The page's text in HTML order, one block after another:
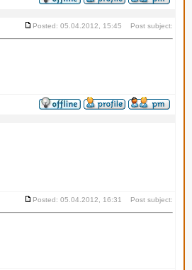
Posted: 05.04.2012, 15:45 Post subject:
Posted: 05.04.2012, 16:31 Post subject: